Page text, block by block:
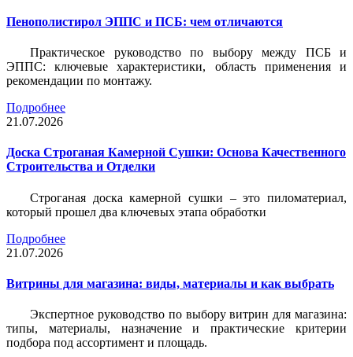
Пенополистирол ЭППС и ПСБ: чем отличаются
Практическое руководство по выбору между ПСБ и
ЭППС: ключевые характеристики, область применения и
рекомендации по монтажу.
Подробнее
21.07.2026
Доска Строганая Камерной Сушки: Основа Качественного
Строительства и Отделки
Строганая доска камерной сушки – это пиломатериал,
который прошел два ключевых этапа обработки
Подробнее
21.07.2026
Витрины для магазина: виды, материалы и как выбрать
Экспертное руководство по выбору витрин для магазина:
типы, материалы, назначение и практические критерии
подбора под ассортимент и площадь.